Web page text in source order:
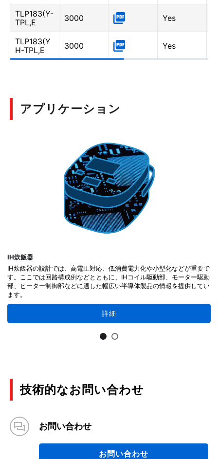
TLP183(Y-
TPL,E
3000 Yes
TLP183(Y
H-TPL,E
3000 Yes
アプリケーション
IH炊飯器
IH炊飯器の設計では、高電圧対応、低消費電力化や小型化などが重要で
す。ここでは回路構成例などとともに、IHコイル駆動部、モーター駆動
部、ヒーター制御部などに適した幅広い半導体製品の情報を提供してい
ます。
詳細
技術的なお問い合わせ
お問い合わせ
お問い合わせ